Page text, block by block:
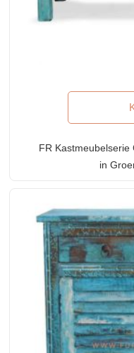
FR Kastmeubelserie
in